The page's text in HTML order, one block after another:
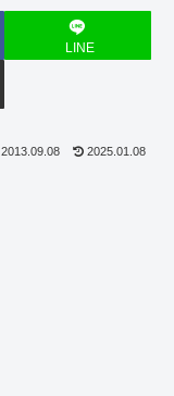
LINE
2013.09.08 2025.01.08